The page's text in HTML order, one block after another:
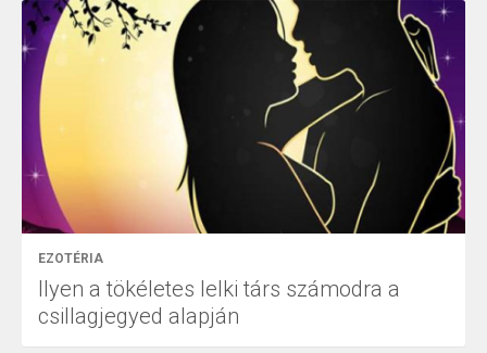
EZOTÉRIA
Ilyen a tökéletes lelki társ számodra a
csillagjegyed alapján